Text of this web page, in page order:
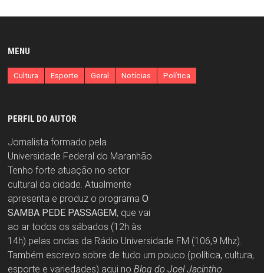
MENU
Cultura Esporte Geral Notícias Política
PERFIL DO AUTOR
Jornalista formado pela
Universidade Federal do Maranhão.
Tenho forte atuação no setor
cultural da cidade. Atualmente
apresenta e produz o programa O
SAMBA PEDE PASSAGEM, que vai
ao ar todos os sábados (12h às
14h) pelas ondas da Rádio Universidade FM (106,9 Mhz).
Também escrevo sobre de tudo um pouco (política, cultura,
esporte e variedades) aqui no Blog do Joel Jacintho.